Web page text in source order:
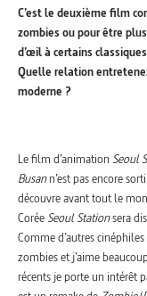
C’est le deuxième film
zombies ou pour être
d’œil à certains
Quelle relation
moderne ?
Le film d’animation Seoul
Busann’est pas encore
découvre avant tout le
CoréeSeoul Stationsera
Comme d’autres
zombies et j’aime
récents je porte un intérêt